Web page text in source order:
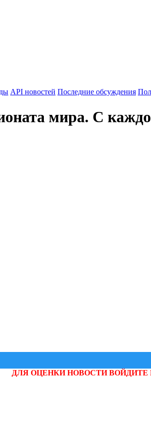
API новостей Последние обсуждения
мира. С
ДЛЯ ОЦЕНКИ НОВОСТИ ВОЙДИТЕ